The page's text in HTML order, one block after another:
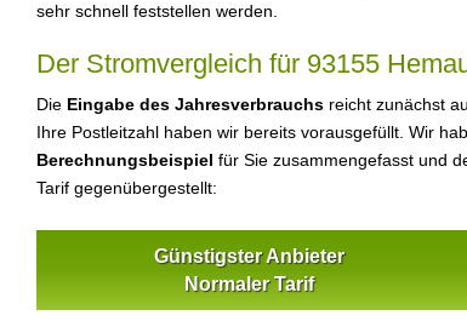
sehr schnell feststellen werden.
Der Stromvergleich für 93155
Die Eingabe des Jahresverbrauchs reicht zunächst
Ihre Postleitzahl haben wir bereits vorausgefüllt. Wir
Berechnungsbeispiel für Sie zusammengefasst und
Tarif gegenübergestellt:
Günstigster Anbieter
Normaler Tarif